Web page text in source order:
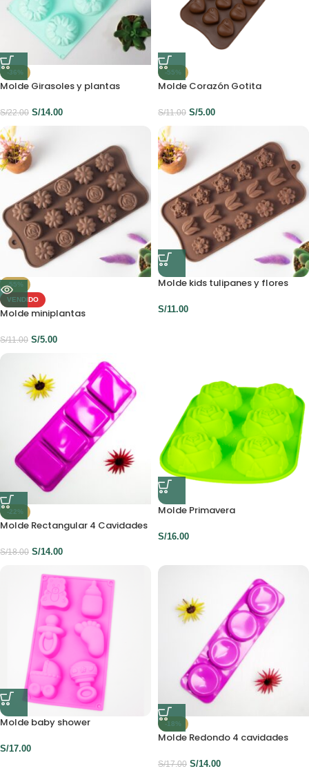
-36%
Molde Girasoles y plantas
S/22.00 S/14.00
-55%
Molde Corazón Gotita
S/11.00 S/5.00
-55%
VENDIDO
Molde miniplantas
S/11.00 S/5.00
Molde kids tulipanes y flores
S/11.00
-22%
Molde Rectangular 4 Cavidades
S/18.00 S/14.00
Molde Primavera
S/16.00
Molde baby shower
S/17.00
-18%
Molde Redondo 4 cavidades
S/17.00 S/14.00